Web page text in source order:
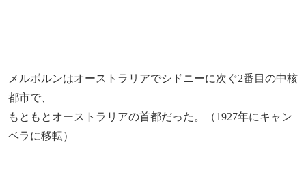
メルボルンはオーストラリアでシドニーに次ぐ2番目の中核
都市で、
もともとオーストラリアの首都だった。（1927年にキャン
ベラに移転）